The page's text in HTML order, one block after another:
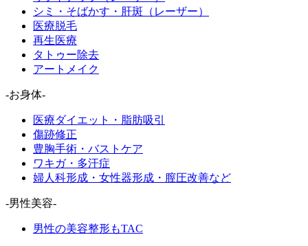
シミ・そばかす・肝斑（レーザー）
医療脱毛
再生医療
タトゥー除去
アートメイク
-お身体-
医療ダイエット・脂肪吸引
傷跡修正
豊胸手術・バストケア
ワキガ・多汗症
婦人科形成・女性器形成・膣圧改善など
-男性美容-
男性の美容整形もTAC